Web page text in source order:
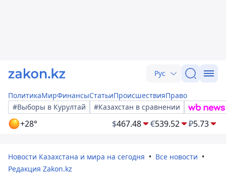
Рус
ПолитикаМирФинансыСтатьиПроисшествияПраво
#Выборы в Курултай
#Казахстан в сравнении
+28° $467.48 €539.52 ₽5.73
Новости Казахстана и мира на сегодня
Все новости
Редакция Zakon.kz